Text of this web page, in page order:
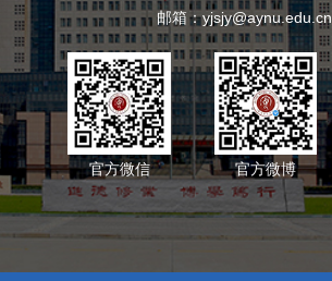
邮箱：yjsjy@aynu.edu.cn
官方微信 官方微博